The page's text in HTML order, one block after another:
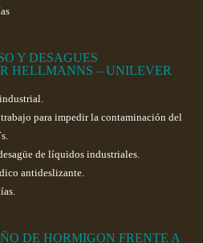
Y DESAGUES
HELLMANNS – UNILEVER
para impedir la contaminación del
de líquidos industriales.
antideslizante.
DE HORMIGON FRENTE A